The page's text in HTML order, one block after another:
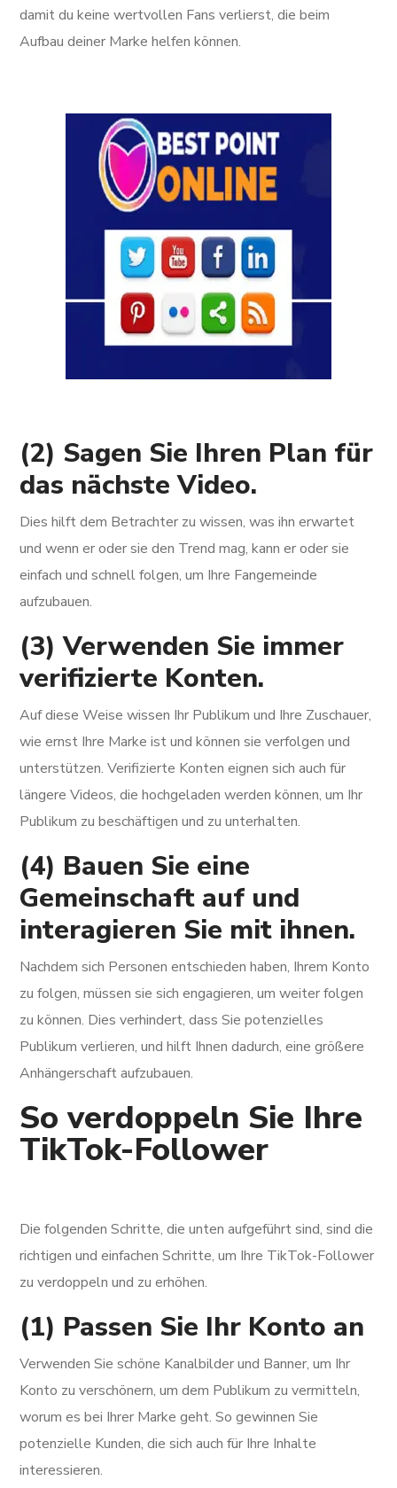
damit du keine wertvollen Fans verlierst, die beim
Aufbau deiner Marke helfen können.
(2) Sagen Sie Ihren Plan für
das nächste Video.
Dies hilft dem Betrachter zu wissen, was ihn erwartet
und wenn er oder sie den Trend mag, kann er oder sie
einfach und schnell folgen, um Ihre Fangemeinde
aufzubauen.
(3) Verwenden Sie immer
verifizierte Konten.
Auf diese Weise wissen Ihr Publikum und Ihre Zuschauer,
wie ernst Ihre Marke ist und können sie verfolgen und
unterstützen. Verifizierte Konten eignen sich auch für
längere Videos, die hochgeladen werden können, um Ihr
Publikum zu beschäftigen und zu unterhalten.
(4) Bauen Sie eine
Gemeinschaft auf und
interagieren Sie mit ihnen.
Nachdem sich Personen entschieden haben, Ihrem Konto
zu folgen, müssen sie sich engagieren, um weiter folgen
zu können. Dies verhindert, dass Sie potenzielles
Publikum verlieren, und hilft Ihnen dadurch, eine größere
Anhängerschaft aufzubauen.
So verdoppeln Sie Ihre
TikTok-Follower
Die folgenden Schritte, die unten aufgeführt sind, sind die
richtigen und einfachen Schritte, um Ihre TikTok-Follower
zu verdoppeln und zu erhöhen.
(1) Passen Sie Ihr Konto an
Verwenden Sie schöne Kanalbilder und Banner, um Ihr
Konto zu verschönern, um dem Publikum zu vermitteln,
worum es bei Ihrer Marke geht. So gewinnen Sie
potenzielle Kunden, die sich auch für Ihre Inhalte
interessieren.